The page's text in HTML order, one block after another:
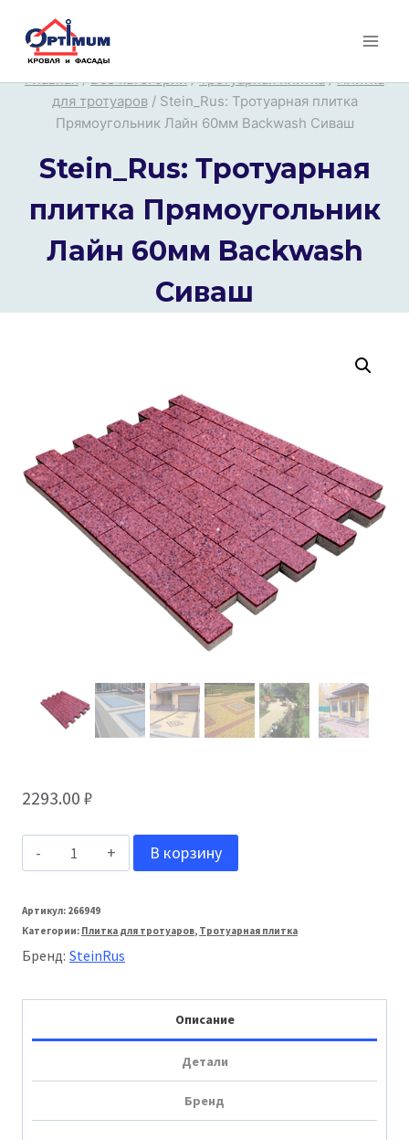
Перейти
Главная / Все категории / Тротуарная плитка / Плитка
для тротуаров / Stein_Rus: Тротуарная плитка
Прямоугольник Лайн 60мм Backwash Сиваш
Stein_Rus: Тротуарная
плитка Прямоугольник
Лайн 60мм Backwash
Сиваш
2293.00 ₽
Количество
Stein_Rus:
Тротуарная
плитка
Прямоугольник
Backwash
В корзину
Артикул: 266949
Категории: Плитка для тротуаров, Тротуарная плитка
Бренд: SteinRus
Описание
Детали
Бренд